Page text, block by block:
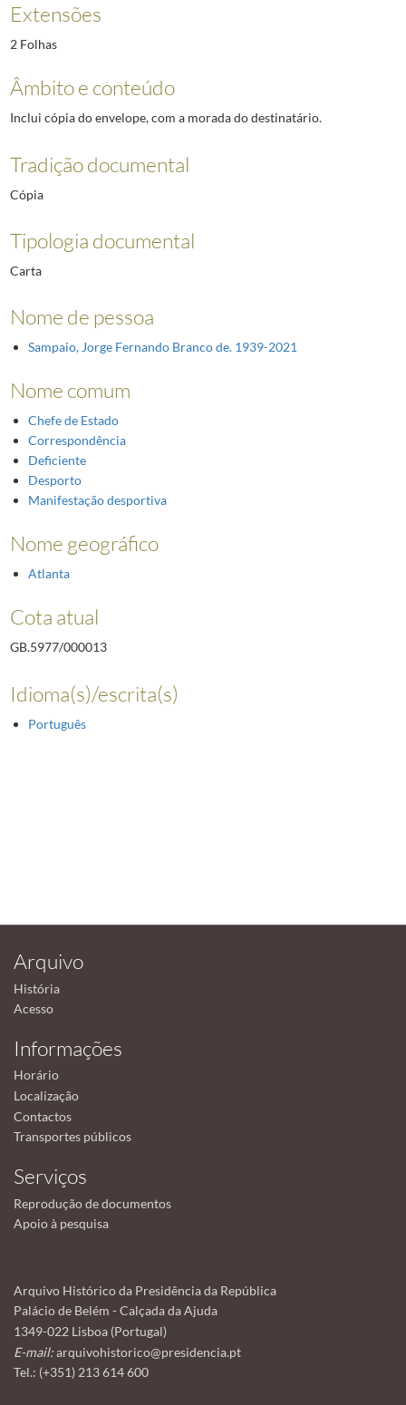
Extensões
2 Folhas
Âmbito e conteúdo
Inclui cópia do envelope, com a morada do destinatário.
Tradição documental
Cópia
Tipologia documental
Carta
Nome de pessoa
Sampaio, Jorge Fernando Branco de. 1939-2021
Nome comum
Chefe de Estado
Correspondência
Deficiente
Desporto
Manifestação desportiva
Nome geográfico
Atlanta
Cota atual
GB.5977/000013
Idioma(s)/escrita(s)
Português
Arquivo
História
Acesso
Informações
Horário
Localização
Contactos
Transportes públicos
Serviços
Reprodução de documentos
Apoio à pesquisa
Arquivo Histórico da Presidência da República
Palácio de Belém - Calçada da Ajuda
1349-022 Lisboa (Portugal)
E-mail:arquivohistorico@presidencia.pt
Tel.: (+351) 213 614 600